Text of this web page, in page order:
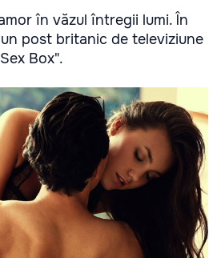
în văzul întregii lumi. În
post britanic de televiziune
Box".